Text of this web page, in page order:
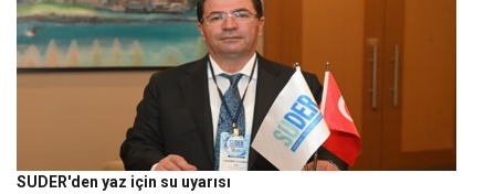
SUDER'den yaz için su uyarısı